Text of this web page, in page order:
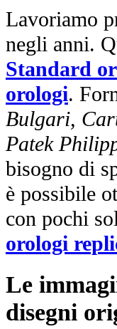
Lavoriamo
negli anni.
Standard
orologi.
Bulgari,
Patek
bisogno di
è possibile
con pochi
orologi
Le
disegni